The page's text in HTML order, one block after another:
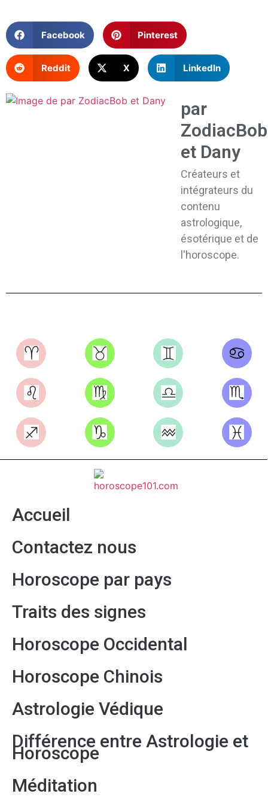
Facebook Pinterest
Reddit X LinkedIn
par
ZodiacBob
et Dany
Créateurs et
intégrateurs du
contenu
astrologique,
ésotérique et de
l'horoscope.
Accueil
Contactez nous
Horoscope par pays
Traits des signes
Horoscope Occidental
Horoscope Chinois
Astrologie Védique
Différence entre Astrologie et
Horoscope
Méditation